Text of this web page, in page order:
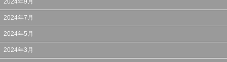
2024年9月
2024年7月
2024年5月
2024年3月